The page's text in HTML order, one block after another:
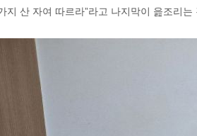
지 산 자여 따르라”라고 나지막이 읊조리는